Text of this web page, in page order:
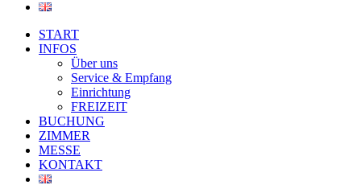
START
INFOS
Über uns
Service & Empfang
Einrichtung
FREIZEIT
BUCHUNG
ZIMMER
MESSE
KONTAKT